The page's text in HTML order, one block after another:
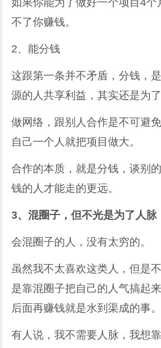
如果你能为了做好一个项目4个
不了你赚钱。
2、能分钱
这跟第一条并不矛盾，分钱，
源的人共享利益，其实还是为了
做网络，跟别人合作是不可避
自己一个人就把项目做大。
合作的本质，就是分钱，谈别
钱的人才能走的更远。
3、混圈子，但不光是为了人脉
会混圈子的人，没有太穷的。
虽然我不太喜欢这类人，但是
是靠混圈子把自己的人气搞起
后面再赚钱就是水到渠成的事。
有人说，我不需要人脉，我想